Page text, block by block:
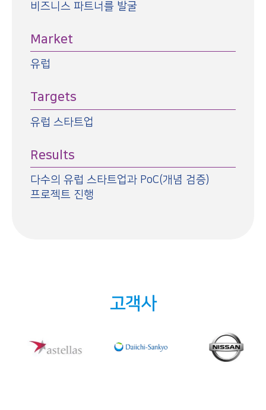
비즈니스 파트너를 발굴
Market
유럽
Targets
유럽 스타트업
Results
다수의 유럽 스타트업과 PoC(개념 검증)
프로젝트 진행
고객사